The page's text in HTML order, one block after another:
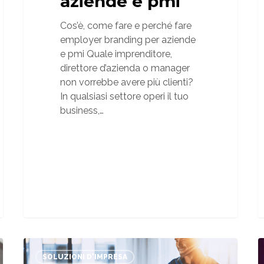
Cos’è, come fare e perché fare
employer branding per aziende
e pmi Quale imprenditore,
direttore d’azienda o manager
non vorrebbe avere più clienti?
In qualsiasi settore operi il tuo
business,…
SOLUZIONI D'IMPRESA
CRM
perchè